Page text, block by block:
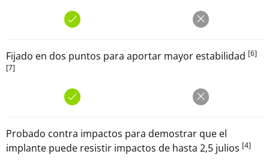
Fijado en dos puntos para aportar mayor estabilidad [6]
[7]
Probado contra impactos para demostrar que el
implante puede resistir impactos de hasta 2,5 julios [4]